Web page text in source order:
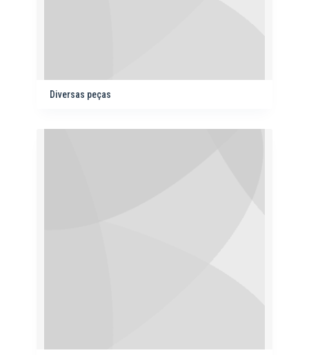
Diversas peças